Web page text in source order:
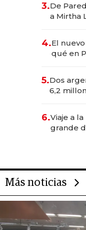
las
3.De
a Mirtha
4.El
qué en
para
5.Dos
6,2
6.Viaje a
grande
Más noticias